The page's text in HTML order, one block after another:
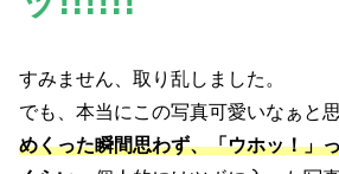
すみません、取り乱しました。
でも、本当にこの写真可愛いなぁと
めくった瞬間思わず、「ウホッ！」